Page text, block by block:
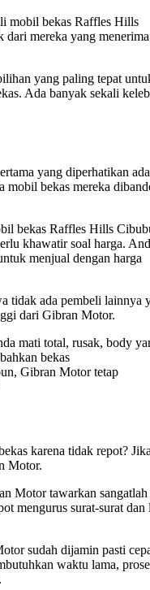
mobil bekas Raffles Hills
mereka yang menerima
yang paling tepat
Ada banyak sekali
yang diperhatikan
mobil bekas mereka
bekas Raffles Hills
khawatir soal harga.
menjual dengan harga
tidak ada pembeli lainnya
dari Gibran Motor.
mati total, rusak, body
bekas
Gibran Motor tetap
karena tidak repot?
Motor.
Motor tawarkan sangatlah
mengurus surat-surat dan
sudah dijamin pasti
waktu lama,